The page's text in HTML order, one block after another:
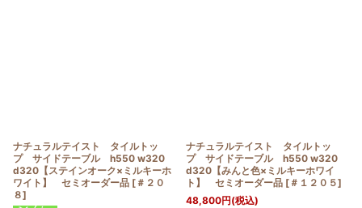
ナチュラルテイスト タイルトッ
プ サイドテーブル h550 w320
d320【ステインオーク×ミルキーホ
ワイト】 セミオーダー品 [ ＃２０
８]
ナチュラルテイスト タイルトッ
プ サイドテーブル h550 w320
d320【みんと色×ミルキーホワイ
ト】 セミオーダー品 [ ＃１２０５]
48,800円(税込)